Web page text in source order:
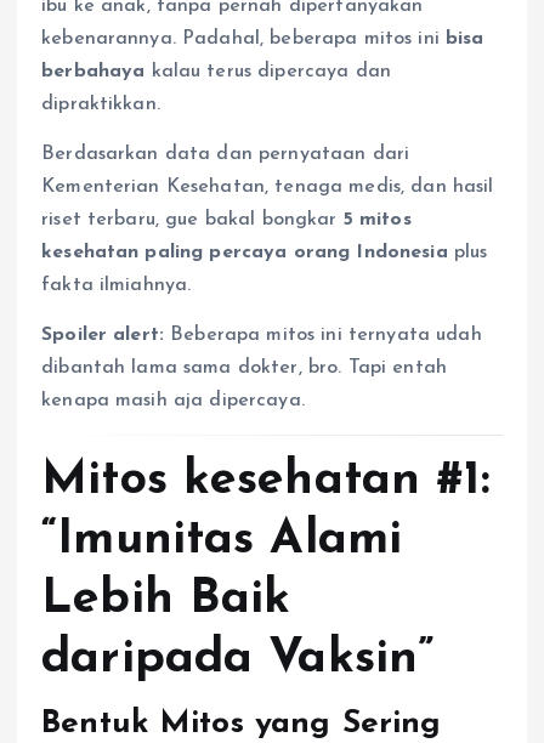
ibu ke anak, tanpa pernah dipertanyakan
kebenarannya. Padahal, beberapa mitos ini bisa
berbahaya kalau terus dipercaya dan
dipraktikkan.
Berdasarkan data dan pernyataan dari
Kementerian Kesehatan, tenaga medis, dan hasil
riset terbaru, gue bakal bongkar 5 mitos
kesehatan paling percaya orang Indonesia plus
fakta ilmiahnya.
Spoiler alert: Beberapa mitos ini ternyata udah
dibantah lama sama dokter, bro. Tapi entah
kenapa masih aja dipercaya.
Mitos kesehatan #1:
“Imunitas Alami
Lebih Baik
daripada Vaksin”
Bentuk Mitos yang Sering